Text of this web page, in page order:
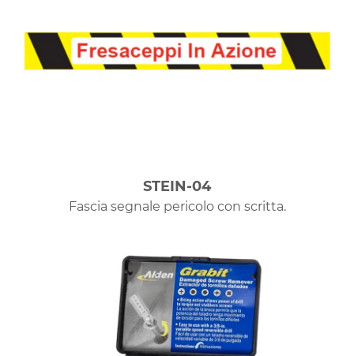
STEIN-04
Fascia segnale pericolo con scritta.